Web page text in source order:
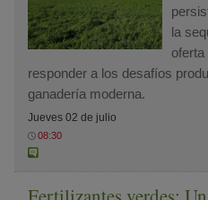
la
responder a los desafíos
ganadería moderna.
Jueves 02 de julio
08:30